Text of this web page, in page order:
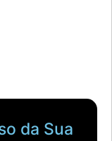
da Sua